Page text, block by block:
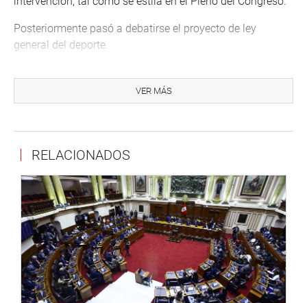
Posteriormente pasó a debatirse el proyecto de ley
general del deporte.
Puede encontrar más información en nuestra página web
Twitter:https://twitter.com/congresoperu
Youtube:http://www.youtube.com/congresoperu
Soundcloud:https://soundcloud.com/radiocongreso
VER MÁS
RELACIONADOS